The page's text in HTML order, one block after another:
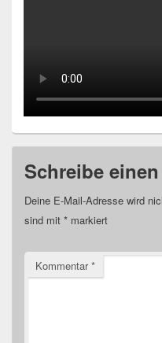
Schreibe
Deine E-Mail-Adresse wird
sind mit * markiert
Kommentar*